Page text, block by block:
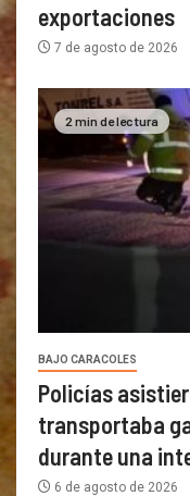
exportaciones
7 de agosto de 2026
2 min de lectura
BAJO CARACOLES
Policías
transportaba
durante una
6 de agosto de 2026